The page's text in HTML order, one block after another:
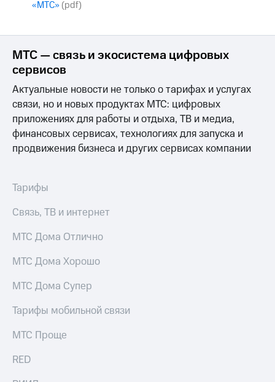
о технологиях
Достижения
Финансовая
отчетность
Контакты
и акционерам
Корпоративное
управление
Корпоративный
секретарь
информации
акционерам
ПАО
«МТС» (pdf)
МТС — связь и экосистема цифровых
сервисов
Актуальные новости не только о тарифах и услугах
связи, но и новых продуктах МТС: цифровых
приложениях для работы и отдыха, ТВ и медиа,
финансовых сервисах, технологиях для запуска и
продвижения бизнеса и других сервисах компании
Тарифы
Связь, ТВ и интернет
МТС Дома Отлично
МТС Дома Хорошо
МТС Дома Супер
Тарифы мобильной связи
МТС Проще
RED